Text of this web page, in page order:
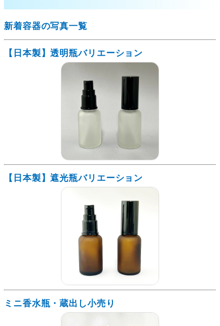
新着容器の写真一覧
【日本製】透明瓶バリエーション
【日本製】遮光瓶バリエーション
ミニ香水瓶・蔵出し小売り